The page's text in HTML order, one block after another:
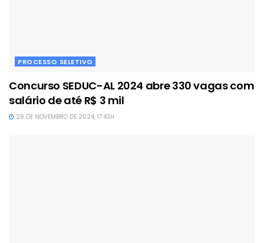
PROCESSO SELETIVO
Concurso SEDUC-AL 2024 abre 330 vagas com
salário de até R$ 3 mil
28 DE NOVEMBRO DE 2024, 17:43H